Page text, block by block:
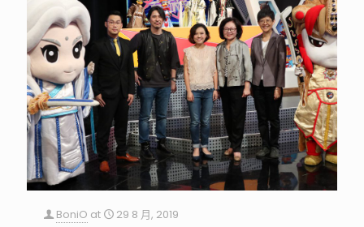
BoniO at
29 8 月, 2019